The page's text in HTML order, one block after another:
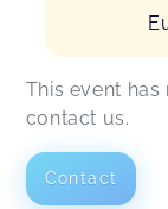
This event
contact us.
Contact